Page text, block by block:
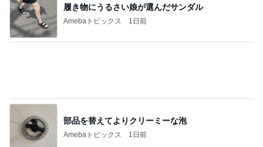
履き物にうるさい娘が選んだサンダル
Amebaトピックス 1日前
部品を替えてよりクリーミーな泡
Amebaトピックス 1日前